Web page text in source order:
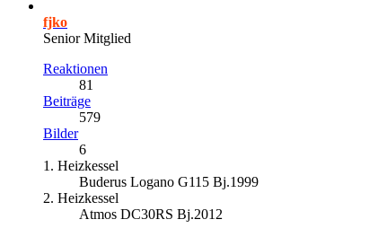
fjko
Senior Mitglied
Reaktionen
81
Beiträge
579
Bilder
6
1. Heizkessel
Buderus Logano G115 Bj.1999
2. Heizkessel
Atmos DC30RS Bj.2012